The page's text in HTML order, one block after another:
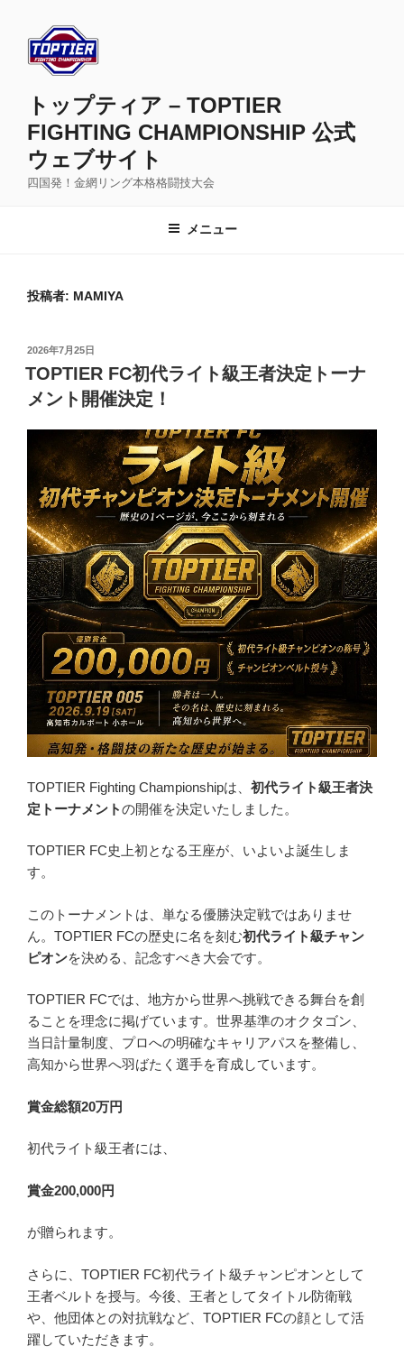
トップティア – TOPTIER
FIGHTING CHAMPIONSHIP 公式
ウェブサイト
四国発！金網リング本格格闘技大会
メニュー
投稿者: MAMIYA
投
稿
日:
2026年7月25日
TOPTIER FC初代ライト級王者決定トーナ
メント開催決定！
TOPTIER Fighting Championshipは、 初代ライト級王者決
定トーナメントの開催を決定いたしました。
TOPTIER FC史上初となる王座が、いよいよ誕生しま
す。
このトーナメントは、単なる優勝決定戦ではありませ
ん。TOPTIER FCの歴史に名を刻む初代ライト級チャン
ピオンを決める、記念すべき大会です。
TOPTIER FCでは、地方から世界へ挑戦できる舞台を創
ることを理念に掲げています。世界基準のオクタゴン、
当日計量制度、プロへの明確なキャリアパスを整備し、
高知から世界へ羽ばたく選手を育成しています。
賞金総額20万円
初代ライト級王者には、
賞金200,000円
が贈られます。
さらに、TOPTIER FC初代ライト級チャンピオンとして
王者ベルトを授与。今後、王者としてタイトル防衛戦
や、他団体との対抗戦など、TOPTIER FCの顔として活
躍していただきます。